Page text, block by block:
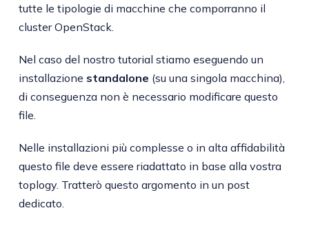
tutte le tipologie di macchine che comporranno il
cluster OpenStack.
Nel caso del nostro tutorial stiamo eseguendo un
installazione standalone (su una singola macchina),
di conseguenza non è necessario modificare questo
file.
Nelle installazioni più complesse o in alta affidabilità
questo file deve essere riadattato in base alla vostra
toplogy. Tratterò questo argomento in un post
dedicato.